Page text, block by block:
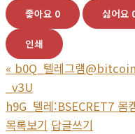
좋아요 0 싫어요
인쇄
« b0Q_텔레그램
_v3U
h9G_텔레:BSECRET7 몸
목록보기 답글쓰기